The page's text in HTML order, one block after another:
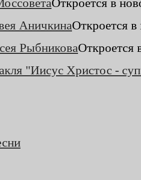
Откроется в
АничкинаОткроется в
РыбниковаОткроется
"Иисус Христос -